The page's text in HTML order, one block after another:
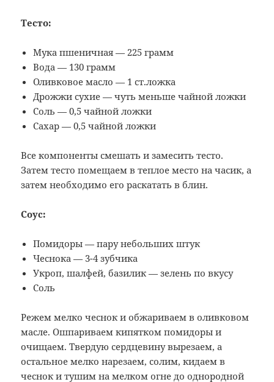
Тесто:
Мука пшеничная — 225 грамм
Вода — 130 грамм
Оливковое масло — 1 ст.ложка
Дрожжи сухие — чуть меньше чайной ложки
Соль — 0,5 чайной ложки
Сахар — 0,5 чайной ложки
Все компоненты смешать и замесить тесто.
Затем тесто помещаем в теплое место на часик, а
затем необходимо его раскатать в блин.
Соус:
Помидоры — пару небольших штук
Чеснока — 3-4 зубчика
Укроп, шалфей, базилик — зелень по вкусу
Соль
Режем мелко чеснок и обжариваем в оливковом
масле. Ошпариваем кипятком помидоры и
очищаем. Твердую сердцевину вырезаем, а
остальное мелко нарезаем, солим, кидаем в
чеснок и тушим на мелком огне до однородной